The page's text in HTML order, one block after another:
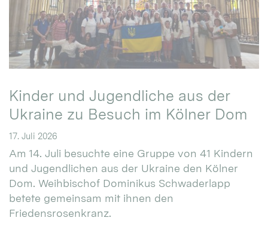
Kinder und Jugendliche aus der
Ukraine zu Besuch im Kölner Dom
17. Juli 2026
Am 14. Juli besuchte eine Gruppe von 41 Kindern
und Jugendlichen aus der Ukraine den Kölner
Dom. Weihbischof Dominikus Schwaderlapp
betete gemeinsam mit ihnen den
Friedensrosenkranz.